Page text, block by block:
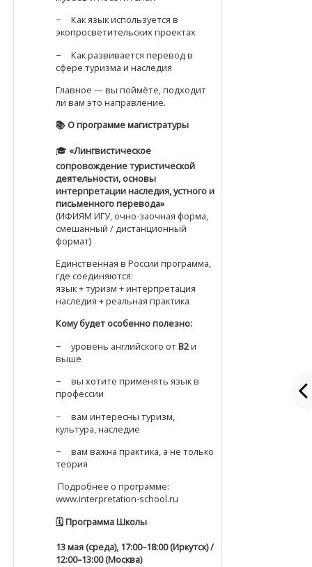
− Как язык используется в
экопросветительских проектах
− Как развивается перевод в
сфере туризма и наследия
Главное — вы поймёте, подходит
ли вам это направление.
📚О программе магистратуры
🎓 «Лингвистическое
сопровождение туристической
деятельности, основы
интерпретации наследия, устного и
письменного перевода»
(ИФИЯМ ИГУ, очно-заочная форма,
смешанный / дистанционный
формат)
Единственная в России программа,
где соединяются:
язык + туризм + интерпретация
наследия + реальная практика
Кому будет особенно полезно:
− уровень английского отB2и
выше
− вы хотите применять язык в
профессии
− вам интересны туризм,
культура, наследие
− вам важна практика, а не только
теория
Подробнее о программе:
www.interpretation-school.ru
🗓️ Программа Школы
13 мая (среда), 17:00–18:00 (Иркутск) /
12:00–13:00 (Москва)